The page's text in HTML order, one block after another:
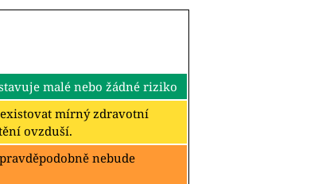
malé nebo žádné riziko
mírný zdravotní
ovzduší.
nebude